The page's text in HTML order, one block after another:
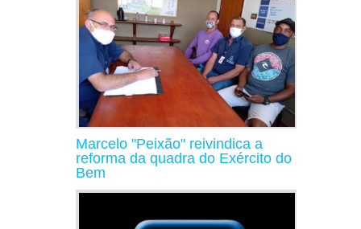
Marcelo "Peixão" reivindica a
reforma da quadra do Exército do
Bem